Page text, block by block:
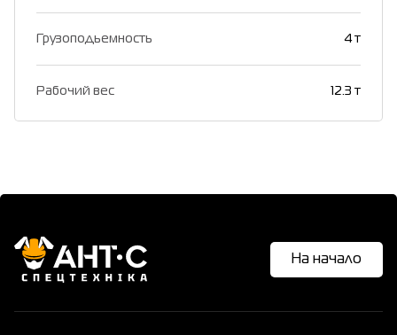
Грузоподьемность 4 т
Рабочий вес 12.3 т
На начало